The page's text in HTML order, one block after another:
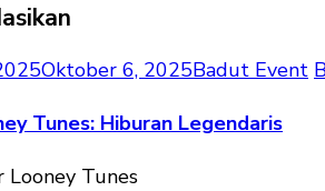
Oktober 6, 2025Badut Event
Tunes: Hiburan Legendaris